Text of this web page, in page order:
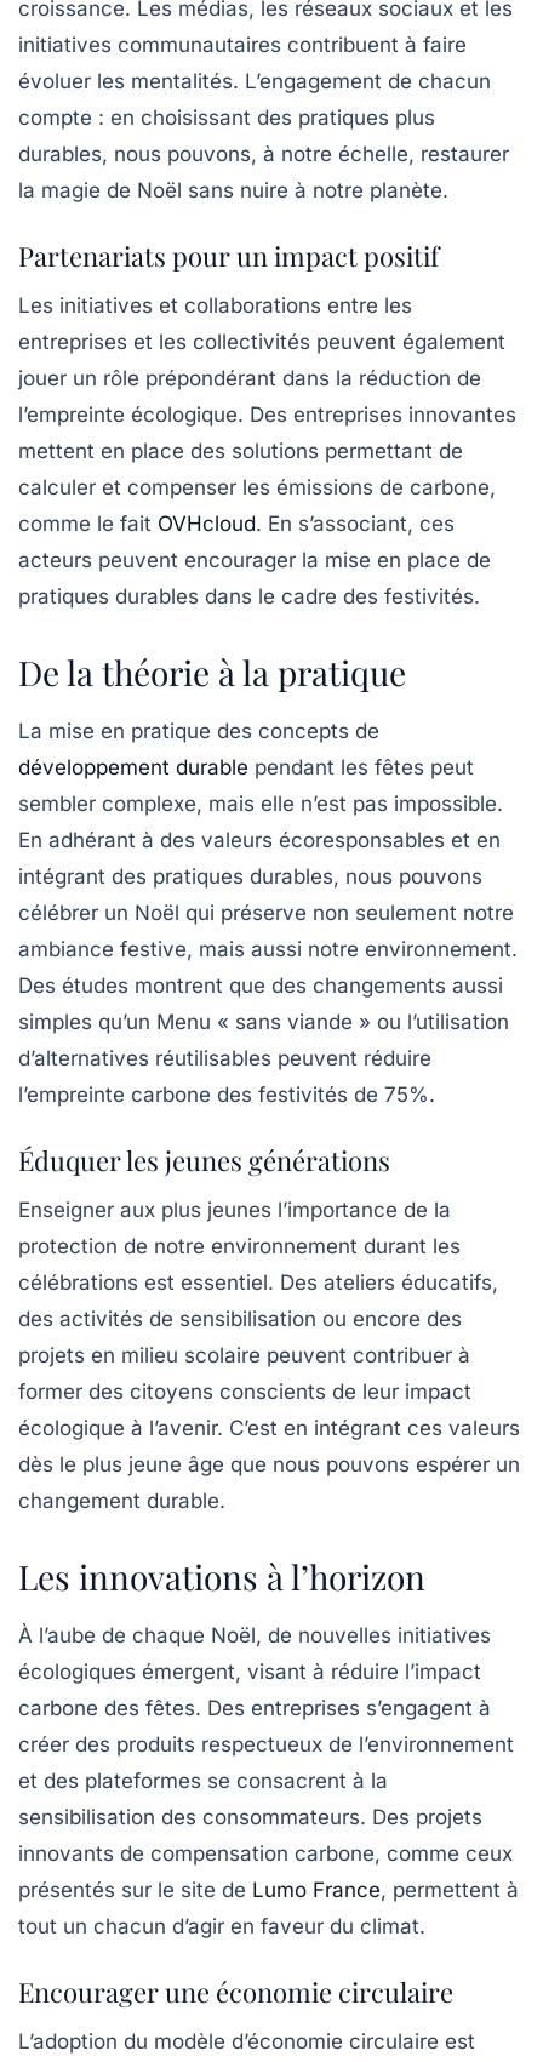
croissance. Les médias, les réseaux sociaux et les
initiatives communautaires contribuent à faire
évoluer les mentalités. L’engagement de chacun
compte : en choisissant des pratiques plus
durables, nous pouvons, à notre échelle, restaurer
la magie de Noël sans nuire à notre planète.
Partenariats pour un impact positif
Les initiatives et collaborations entre les
entreprises et les collectivités peuvent également
jouer un rôle prépondérant dans la réduction de
l’empreinte écologique. Des entreprises innovantes
mettent en place des solutions permettant de
calculer et compenser les émissions de carbone,
comme le fait OVHcloud. En s’associant, ces
acteurs peuvent encourager la mise en place de
pratiques durables dans le cadre des festivités.
De la théorie à la pratique
La mise en pratique des concepts de
développement durable pendant les fêtes peut
sembler complexe, mais elle n’est pas impossible.
En adhérant à des valeurs écoresponsables et en
intégrant des pratiques durables, nous pouvons
célébrer un Noël qui préserve non seulement notre
ambiance festive, mais aussi notre environnement.
Des études montrent que des changements aussi
simples qu’un Menu « sans viande » ou l’utilisation
d’alternatives réutilisables peuvent réduire
l’empreinte carbone des festivités de 75%.
Éduquer les jeunes générations
Enseigner aux plus jeunes l’importance de la
protection de notre environnement durant les
célébrations est essentiel. Des ateliers éducatifs,
des activités de sensibilisation ou encore des
projets en milieu scolaire peuvent contribuer à
former des citoyens conscients de leur impact
écologique à l’avenir. C’est en intégrant ces valeurs
dès le plus jeune âge que nous pouvons espérer un
changement durable.
Les innovations à l’horizon
À l’aube de chaque Noël, de nouvelles initiatives
écologiques émergent, visant à réduire l’impact
carbone des fêtes. Des entreprises s’engagent à
créer des produits respectueux de l’environnement
et des plateformes se consacrent à la
sensibilisation des consommateurs. Des projets
innovants de compensation carbone, comme ceux
présentés sur le site de Lumo France, permettent à
tout un chacun d’agir en faveur du climat.
Encourager une économie circulaire
L’adoption du modèle d’économie circulaire est